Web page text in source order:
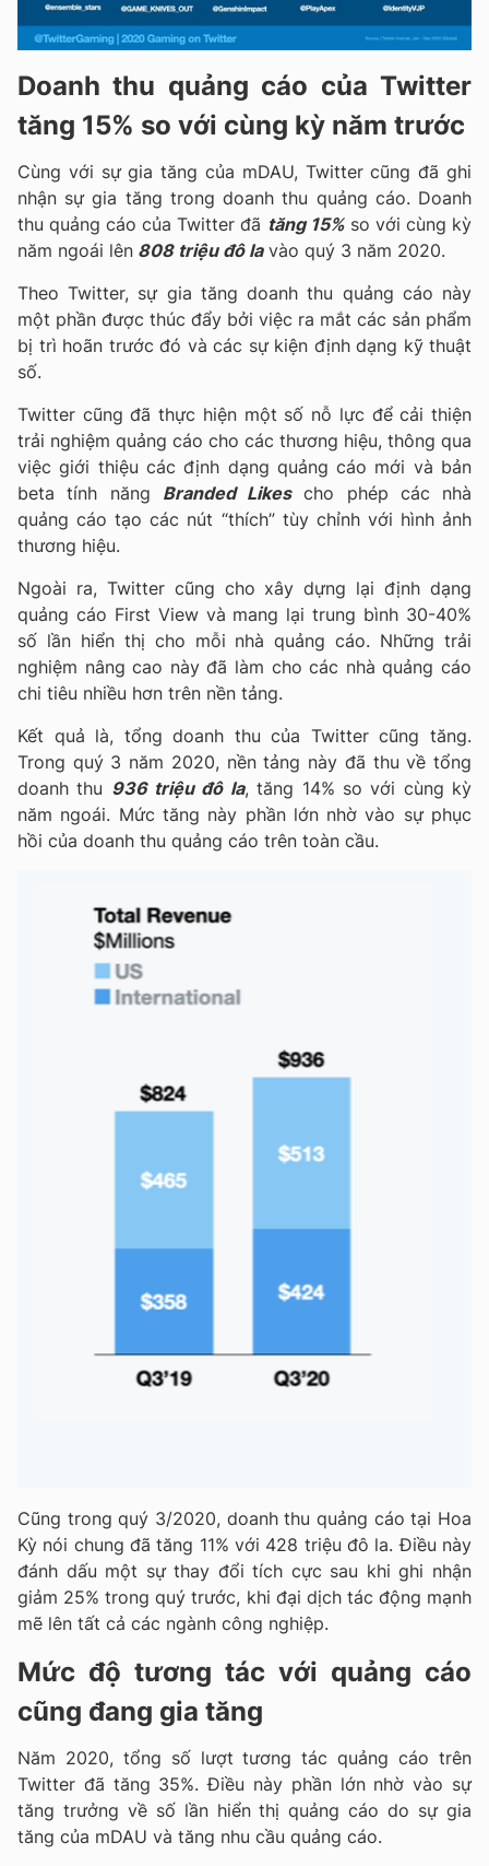
Doanh thu quảng cáo của Twitter
tăng 15% so với cùng kỳ năm trước
Cùng với sự gia tăng của mDAU, Twitter cũng đã ghi
nhận sự gia tăng trong doanh thu quảng cáo. Doanh
thu quảng cáo của Twitter đã tăng 15%so với cùng kỳ
năm ngoái lên 808 triệu đô lavào quý 3 năm 2020.
Theo Twitter, sự gia tăng doanh thu quảng cáo này
một phần được thúc đẩy bởi việc ra mắt các sản phẩm
bị trì hoãn trước đó và các sự kiện định dạng kỹ thuật
số.
Twitter cũng đã thực hiện một số nỗ lực để cải thiện
trải nghiệm quảng cáo cho các thương hiệu, thông qua
việc giới thiệu các định dạng quảng cáo mới và bản
beta tính năng Branded Likescho phép các nhà
quảng cáo tạo các nút “thích” tùy chỉnh với hình ảnh
thương hiệu.
Ngoài ra, Twitter cũng cho xây dựng lại định dạng
quảng cáo First View và mang lại trung bình 30-40%
số lần hiển thị cho mỗi nhà quảng cáo. Những trải
nghiệm nâng cao này đã làm cho các nhà quảng cáo
chi tiêu nhiều hơn trên nền tảng.
Kết quả là, tổng doanh thu của Twitter cũng tăng.
Trong quý 3 năm 2020, nền tảng này đã thu về tổng
doanh thu 936 triệu đô la, tăng 14% so với cùng kỳ
năm ngoái. Mức tăng này phần lớn nhờ vào sự phục
hồi của doanh thu quảng cáo trên toàn cầu.
Cũng trong quý 3/2020, doanh thu quảng cáo tại Hoa
Kỳ nói chung đã tăng 11% với 428 triệu đô la. Điều này
đánh dấu một sự thay đổi tích cực sau khi ghi nhận
giảm 25% trong quý trước, khi đại dịch tác động mạnh
mẽ lên tất cả các ngành công nghiệp.
Mức độ tương tác với quảng cáo
cũng đang gia tăng
Năm 2020, tổng số lượt tương tác quảng cáo trên
Twitter đã tăng 35%. Điều này phần lớn nhờ vào sự
tăng trưởng về số lần hiển thị quảng cáo do sự gia
tăng của mDAU và tăng nhu cầu quảng cáo.